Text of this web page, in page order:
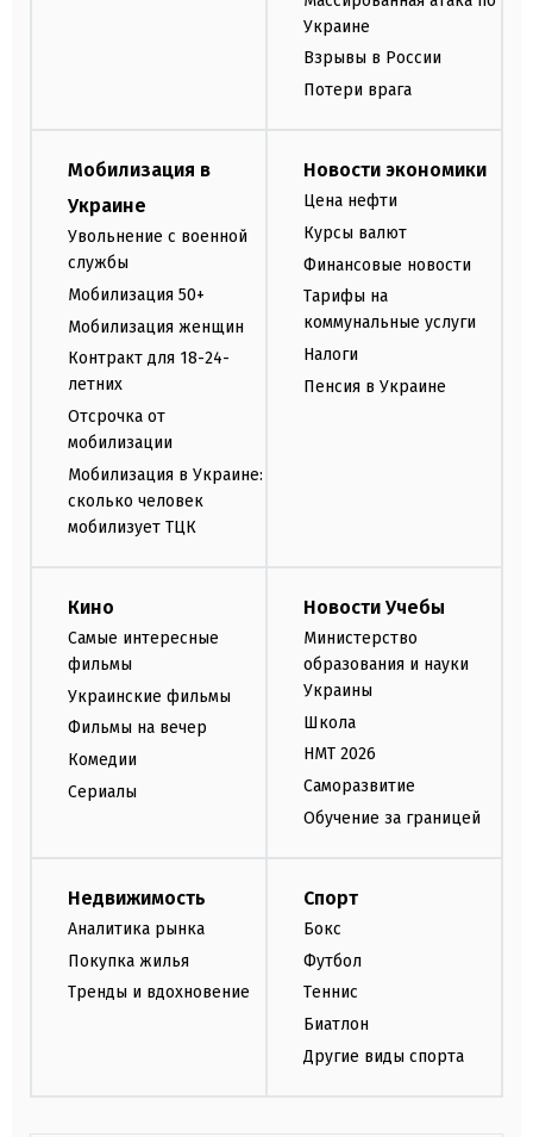
Украине
Взрывы в России
Потери врага
Мобилизация в
Украине
Увольнение с военной
службы
Мобилизация 50+
Мобилизация женщин
Контракт для 18-24-
летних
Отсрочка от
мобилизации
Мобилизация в Украине:
сколько человек
мобилизует ТЦК
Новости экономики
Цена нефти
Курсы валют
Финансовые новости
Тарифы на
коммунальные услуги
Налоги
Пенсия в Украине
Кино
Самые интересные
фильмы
Украинские фильмы
Фильмы на вечер
Комедии
Сериалы
Новости Учебы
Министерство
образования и науки
Украины
Школа
НМТ 2026
Саморазвитие
Обучение за границей
Недвижимость
Аналитика рынка
Покупка жилья
Тренды и вдохновение
Спорт
Бокс
Футбол
Теннис
Биатлон
Другие виды спорта